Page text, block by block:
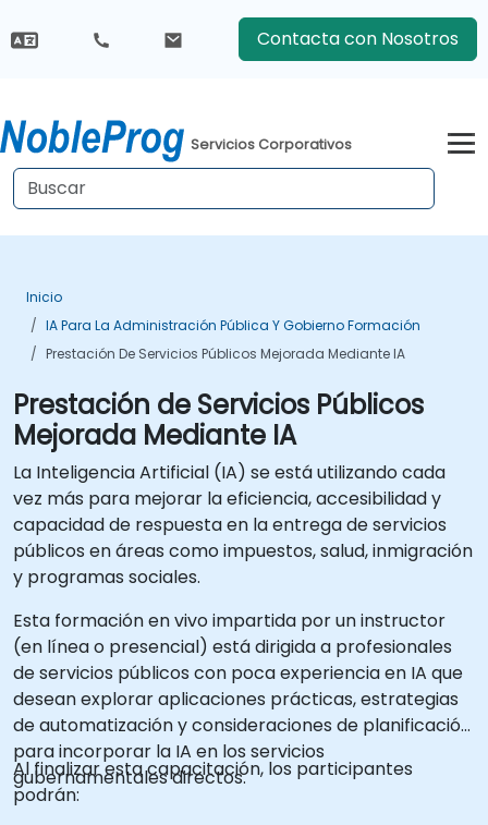
Contacta con Nosotros
Servicios Corporativos
Inicio
IA Para La Administración Pública Y Gobierno Formación
Prestación De Servicios Públicos Mejorada Mediante IA
Prestación de Servicios Públicos
Mejorada Mediante IA
La Inteligencia Artificial (IA) se está utilizando cada
vez más para mejorar la eficiencia, accesibilidad y
capacidad de respuesta en la entrega de servicios
públicos en áreas como impuestos, salud, inmigración
y programas sociales.
Esta formación en vivo impartida por un instructor
(en línea o presencial) está dirigida a profesionales
de servicios públicos con poca experiencia en IA que
desean explorar aplicaciones prácticas, estrategias
de automatización y consideraciones de planificación
para incorporar la IA en los servicios
gubernamentales directos.
Al finalizar esta capacitación, los participantes
podrán: